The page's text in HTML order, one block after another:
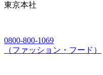
東京本社
0800-800-1069
（ファッション・フード）